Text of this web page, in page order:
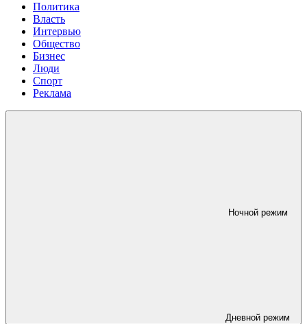
Политика
Власть
Интервью
Общество
Бизнес
Люди
Спорт
Реклама
Ночной режим
Дневной режим